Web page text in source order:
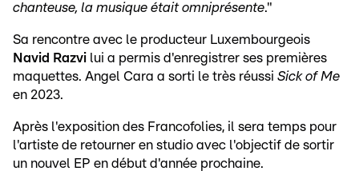
chanteuse, la musique était omniprésente."
Sa rencontre avec le producteur Luxembourgeois
Navid Razvi lui a permis d'enregistrer ses premières
maquettes. Angel Cara a sorti le très réussi Sick of Me
en 2023.
Après l'exposition des Francofolies, il sera temps pour
l'artiste de retourner en studio avec l'objectif de sortir
un nouvel EP en début d'année prochaine.